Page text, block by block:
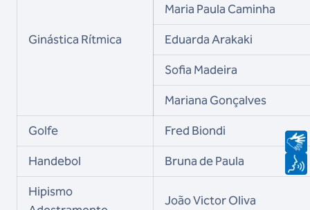
Ginástica Rítmica
Maria Paula Caminha
Eduarda Arakaki
Sofia Madeira
Mariana Gonçalves
Golfe
Fred Biondi
Handebol
Bruna de Paula
Hipismo
João Victor Oliva